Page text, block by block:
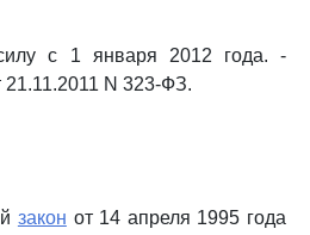
с 1 января 2012 года. -
N 323-ФЗ.
закон от 14 апреля 1995 года